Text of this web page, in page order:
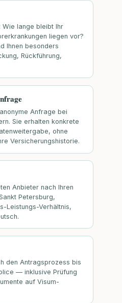
Wie lange bleibt Ihr
liegen vor?
Ihnen besonders
Rückführung,
Anfrage bei
Sie erhalten konkrete
ohne
Versicherungshistorie.
Anbieter nach Ihren
Petersburg,
Leistungs-Verhältnis,
den Antragsprozess bis
— inklusive Prüfung
auf Visum-